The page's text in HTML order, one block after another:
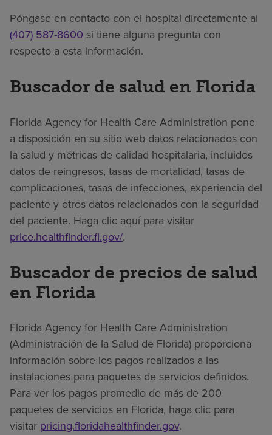
Póngase en contacto con el hospital directamente al
(407) 587-8600 si tiene alguna pregunta con
respecto a esta información.
Buscador de salud en Florida
Florida Agency for Health Care Administration pone
a disposición en su sitio web datos relacionados con
la salud y métricas de calidad hospitalaria, incluidos
datos de reingresos, tasas de mortalidad, tasas de
complicaciones, tasas de infecciones, experiencia del
paciente y otros datos relacionados con la seguridad
del paciente. Haga clic aquí para visitar
price.healthfinder.fl.gov/.
Buscador de precios de salud
en Florida
Florida Agency for Health Care Administration
(Administración de la Salud de Florida) proporciona
información sobre los pagos realizados a las
instalaciones para paquetes de servicios definidos.
Para ver los pagos promedio de más de 200
paquetes de servicios en Florida, haga clic para
visitar pricing.floridahealthfinder.gov.